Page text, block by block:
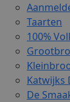
Taarten
100%
Katwijks
De